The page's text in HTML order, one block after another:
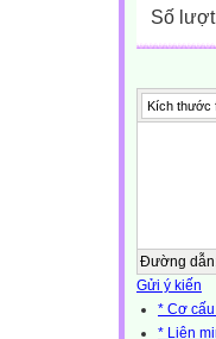
Số
Kích thước
Đường dẫn
Gửi ý kiến
* Cơ
* Liên